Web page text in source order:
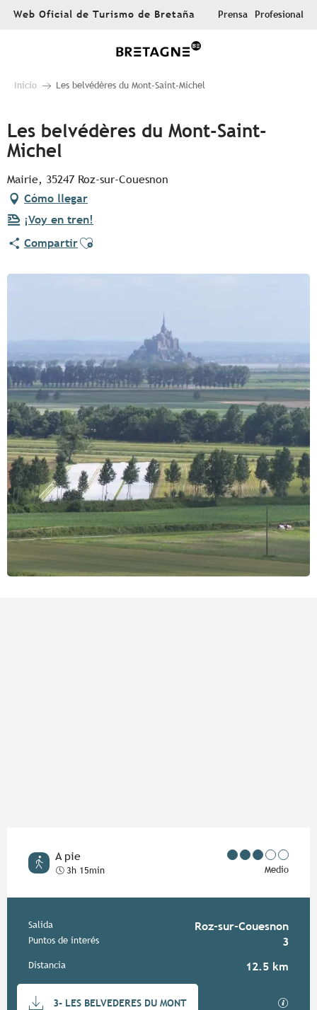
AllerWeb Oficial de Turismo de Bretaña Prensa Profesional
Inicio Les belvédères du Mont-Saint-Michel
Les belvédères du Mont-Saint-
Michel
Mairie, 35247 Roz-sur-Couesnon
Cómo llegar
¡Voy en tren!
CompartirAjouter aux favoris
A pie
3h 15min Medio
Información práctica
Salida Roz-sur-Couesnon
Puntos de interés 3
Distancia 12.5 km
Documentación
3- LES BELVEDERES DU MONT Los